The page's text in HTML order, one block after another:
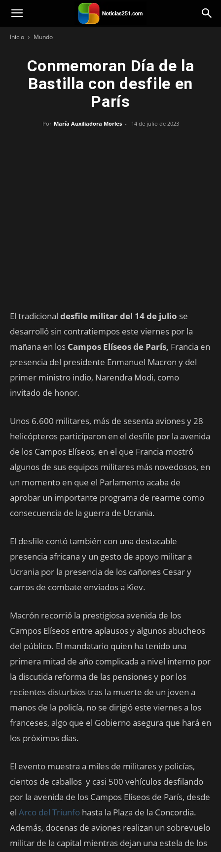
Noticias251
Inicio Mundo
Conmemoran Día de la
Bastilla con desfile en
París
Por María Auxiliadora Morles - 14 de julio de 2023
El tradicional desfile militar del 14 de julio se
desarrolló sin contratiempos este viernes por la
mañana en los Campos Elíseos de París, Francia en
presencia del presidente Enmanuel Macron y del
primer ministro indio, Narendra Modi, como
invitado de honor.
Unos 6.600 militares, más de sesenta aviones y 28
helicópteros participaron en el desfile por la avenida
de los Campos Elíseos, en el que Francia mostró
algunos de sus equipos militares más novedosos, en
un momento en que el Parlamento acaba de
aprobar un importante programa de rearme como
consecuencia de la guerra de Ucrania.
El desfile contó también con una destacable
presencia africana y un gesto de apoyo militar a
Ucrania por la presencia de los cañones Cesar y
carros de combate enviados a Kiev.
Macrón recorrió la prestigiosa avenida de los
Campos Elíseos entre aplausos y algunos abucheos
del público. El mandatario quien ha tenido una
primera mitad de año complicada a nivel interno por
la discutida reforma de las pensiones y por los
recientes disturbios tras la muerte de un joven a
manos de la policía, no se dirigió este viernes a los
franceses, algo que el Gobierno asegura que hará en
los próximos días.
El evento muestra a miles de militares y policías,
cientos de caballos y casi 500 vehículos desfilando
por la avenida de los Campos Elíseos de París, desde
el Arco del Triunfo hasta la Plaza de la Concordia.
Además, docenas de aviones realizan un sobrevuelo
militar de la capital mientras dejan una estela de los